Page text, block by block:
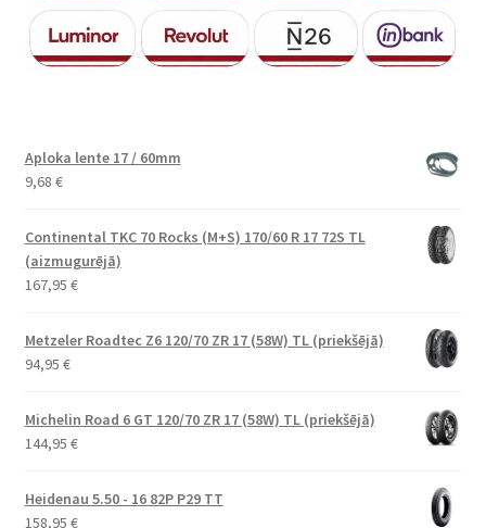
Aploka lente 17 / 60mm
9,68 €
Continental TKC 70 Rocks (M+S) 170/60 R 17 72S TL
(aizmugurējā)
167,95 €
Metzeler Roadtec Z6 120/70 ZR 17 (58W) TL (priekšējā)
94,95 €
Michelin Road 6 GT 120/70 ZR 17 (58W) TL (priekšējā)
144,95 €
Heidenau 5.50 - 16 82P P29 TT
158,95 €